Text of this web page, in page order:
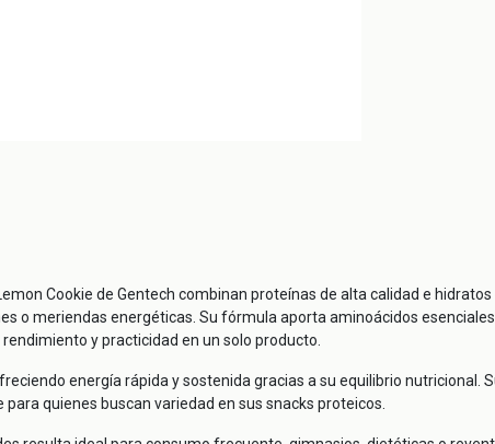
Cookie de Gentech combinan proteínas de alta calidad e
o meriendas energéticas. Su fórmula aporta aminoácidos
y practicidad en un solo producto.
energía rápida y sostenida gracias a su equilibrio nutricional.
quienes buscan variedad en sus snacks proteicos.